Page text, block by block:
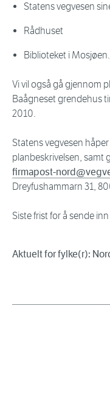
Statens vegvesen
Rådhuset
Biblioteket i Mosjøen.
Vi vil også gå gjennom
Baågneset grendehus
2010.
Statens vegvesen
planbeskrivelsen, samt
firmapost-
Dreyfushammarn 31,
Siste frist for å sende
Aktuelt for fylke(r):